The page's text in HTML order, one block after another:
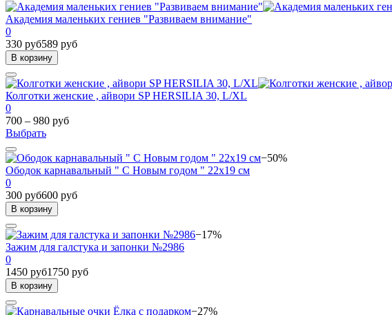
Академия маленьких гениев "Развиваем внимание"
0
330 руб589 руб
В корзину
Колготки женские , айвори SP HERSILIA 30, L/XL
0
700 – 980 руб
Выбрать
−50%
Ободок карнавальный " С Новым годом " 22х19 см
0
300 руб600 руб
В корзину
−17%
Зажим для галстука и запонки №2986
0
1450 руб1750 руб
В корзину
−27%